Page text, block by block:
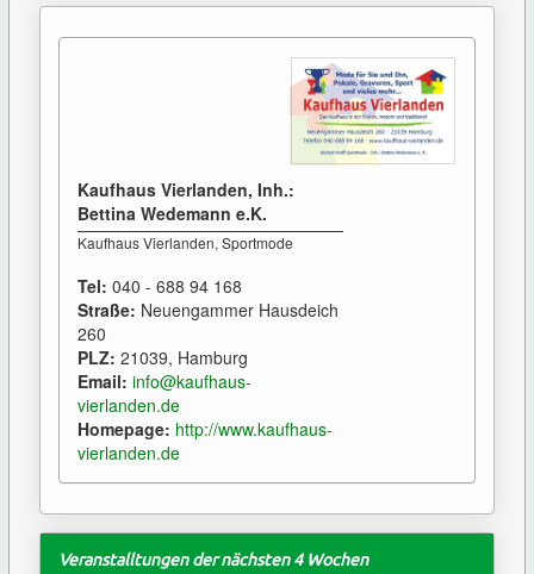
Kaufhaus Vierlanden, Inh.:
Bettina Wedemann e.K.
Kaufhaus Vierlanden, Sportmode
Tel: 040 - 688 94 168
Straße: Neuengammer Hausdeich
260
PLZ: 21039, Hamburg
Email: info@kaufhaus-
vierlanden.de
Homepage: http://www.kaufhaus-
vierlanden.de
Veranstalltungen der nächsten 4 Wochen